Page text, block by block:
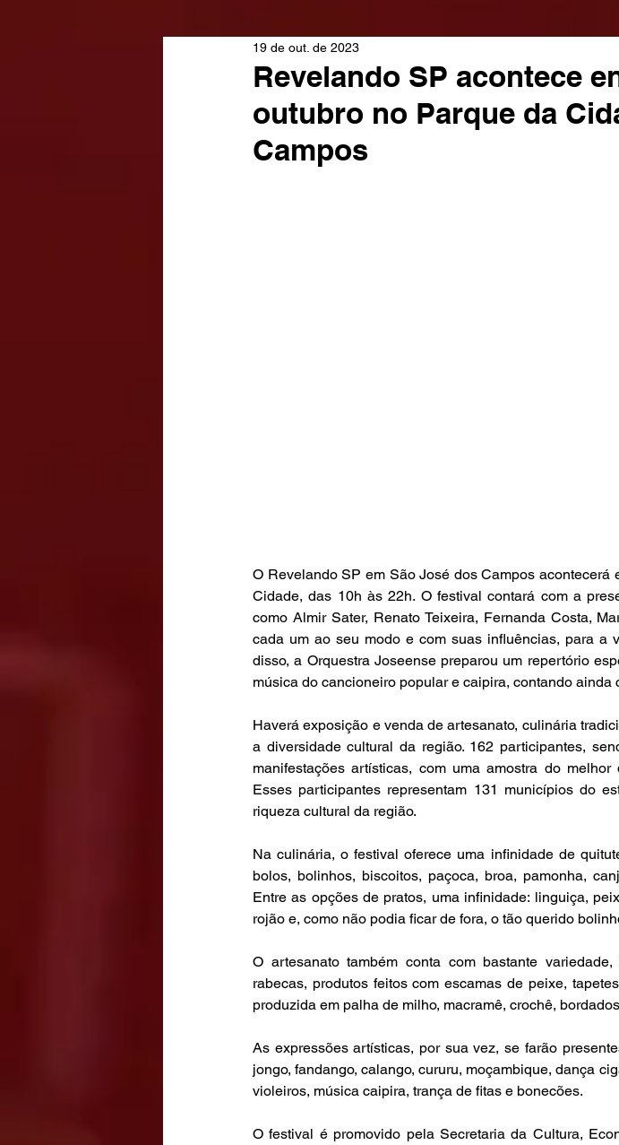
Revelando SP acontece
outubro no Parque da
Campos
19 de out. de 2023
O Revelando SP em São José dos Campos acontecerá
Cidade, das 10h às 22h. O festival contará com a
como Almir Sater, Renato Teixeira, Fernanda Costa,
cada um ao seu modo e com suas influências, para a
disso, a Orquestra Joseense preparou um repertório
música do cancioneiro popular e caipira, contando
Haverá exposição e venda de artesanato, culinária
a diversidade cultural da região. 162 participantes,
manifestações artísticas, com uma amostra do
Esses participantes representam 131 municípios do
riqueza cultural da região.
Na culinária, o festival oferece uma infinidade de
bolos, bolinhos, biscoitos, paçoca, broa, pamonha,
Entre as opções de pratos, uma infinidade: linguiça,
rojão e, como não podia ficar de fora, o tão querido
O artesanato também conta com bastante
rabecas, produtos feitos com escamas de peixe,
produzida em palha de milho, macramê, crochê,
As expressões artísticas, por sua vez, se farão
jongo, fandango, calango, cururu, moçambique, dança
violeiros, música caipira, trança de fitas e bonecões.
O festival é promovido pela Secretaria da Cultura,